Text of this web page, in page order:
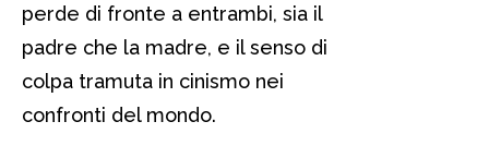
perde di fronte a entrambi, sia il
padre che la madre, e il senso di
colpa tramuta in cinismo nei
confronti del mondo.